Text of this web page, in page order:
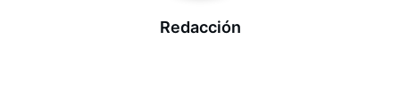
Redacción